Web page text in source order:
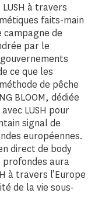
à travers
faits-main
campagne de
par le
ce que les
de pêche
BLOOM, dédiée
LUSH pour
signal de
européennes.
direct de body
aura
à travers l’Europe
de la vie sous-